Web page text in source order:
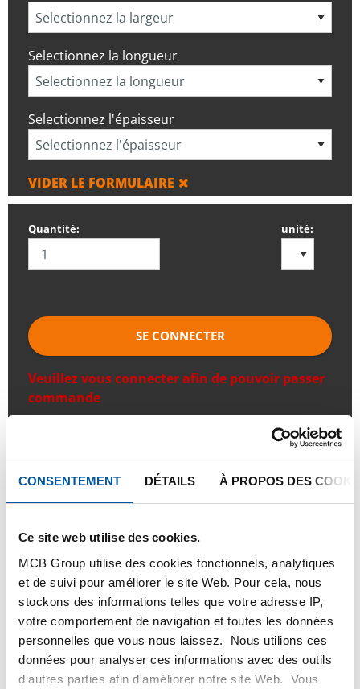
CONSENTEMENT DÉTAILS À PROPOS DES
Ce site web utilise des cookies.
MCB Group utilise des cookies fonctionnels, analytiques
et de suivi pour améliorer le site Web. Pour cela, nous
stockons des informations telles que votre adresse IP,
votre comportement de navigation et toutes les données
personnelles que vous nous laissez. Nous utilions ces
données pour analyser ces informations avec des outils
d'autres parties afin d'améliorer notre site Web. Vous
Selectionnez la longueur
Selectionnez l'épaisseur
VIDER LE FORMULAIRE
Quantité: unité:
SE CONNECTER
Veuillez vous connecter afin de pouvoir passer
commande
Calculez avec les prix actuels de Testas
Suivez votre commande avec Track&Trace
PRODUIT
DESCRIPTION DU PRODUIT
LISTE DE PRIX BRUT
TÉLÉCHARGEMENTS
CARACTÉRISTIQUES